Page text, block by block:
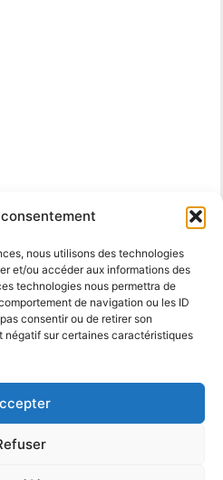
nous utilisons des technologies
et/ou accéder aux informations des
technologies nous permettra de
de navigation ou les ID
consentir ou de retirer son
sur certaines caractéristiques
droits réservés
propulsé par